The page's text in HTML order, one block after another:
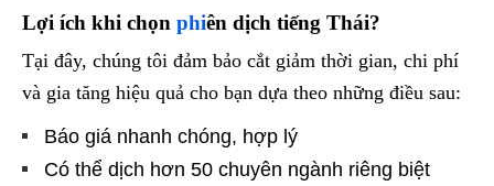
Lợi ích khi chọn phiên dịch tiếng Thái?
Tại đây, chúng tôi đảm bảo cắt giảm thời gian, chi phí
và gia tăng hiệu quả cho bạn dựa theo những điều sau:
Báo giá nhanh chóng, hợp lý
Có thể dịch hơn 50 chuyên ngành riêng biệt